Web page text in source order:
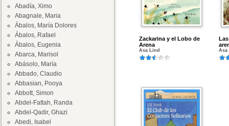
Abadía, Ximo
Abagnale, Maria
Ábalos, María Dolores
Ábalos, Rafael
Ábalos, Eugenia
Abarca, Marisol
Abásolo, María
Abbado, Claudio
Abbasian, Pooya
Abbott, Simon
Abdel-Fattah, Randa
Abdel-Qadir, Ghazi
Abedi, Isabel
Zackarina y el Lobo de
Arena
Asa Lind Asa